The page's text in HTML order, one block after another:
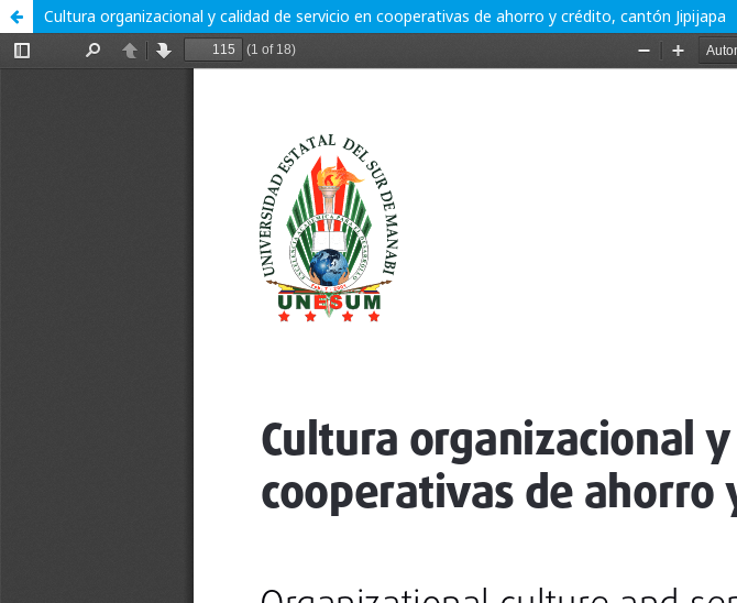
Cultura organizacional y calidad de servicio en cooperativas de ahorro y crédito, cantón Jipijapa